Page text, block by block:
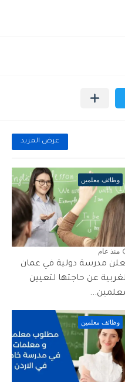
عرض المزيد
وظائف معلمين
منذ عام
مدرسة دولية في عمان
عن حاجتها لتعيين
وظائف معلمين